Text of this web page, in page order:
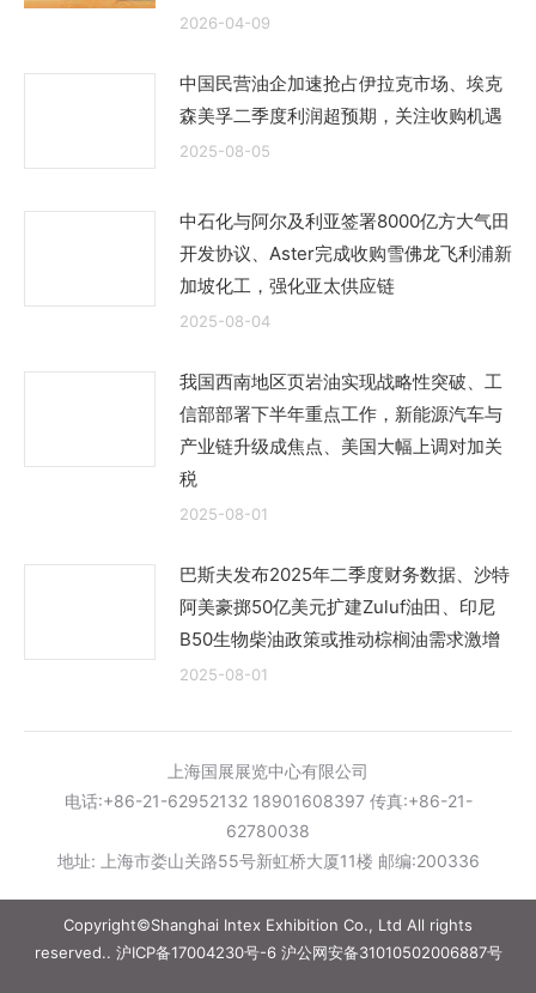
2026-04-09
中国民营油企加速抢占伊拉克市场、埃克
森美孚二季度利润超预期，关注收购机遇
2025-08-05
中石化与阿尔及利亚签署8000亿方大气田
开发协议、Aster完成收购雪佛龙飞利浦新
加坡化工，强化亚太供应链
2025-08-04
我国西南地区页岩油实现战略性突破、工
信部部署下半年重点工作，新能源汽车与
产业链升级成焦点、美国大幅上调对加关
税
2025-08-01
巴斯夫发布2025年二季度财务数据、沙特
阿美豪掷50亿美元扩建Zuluf油田、印尼
B50生物柴油政策或推动棕榈油需求激增
2025-08-01
上海国展展览中心有限公司
电话:+86-21-62952132 18901608397 传真:+86-21-
62780038
地址: 上海市娄山关路55号新虹桥大厦11楼 邮编:200336
Copyright©Shanghai Intex Exhibition Co., Ltd All rights
reserved.. 沪ICP备17004230号-6沪公网安备31010502006887号